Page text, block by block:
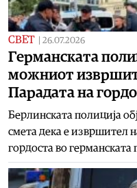
СВЕТ 26.07.2026
Германската
можниот
Парадата на
Берлинската полиција
смета дека е извршител
гордоста во германската